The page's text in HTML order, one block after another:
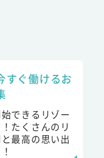
すぐ働けるお
できるリゾー
たくさんのリ
最高の思い出